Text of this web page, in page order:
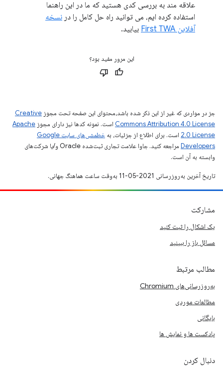
علاقه مند به بررسی کدی هستید که ما در این راهنما
استفاده کرده ایم، می توانید راه حل کامل را در نسخه
آفلاین First TWA
بیابید.
این مرور مفید بود؟
جز در مواردی که غیر از این ذکر شده باشد،‌محتوای این صفحه تحت مجوز Creative
Commons Attribution 4.0 License است. نمونه کدها نیز دارای مجوز Apache
2.0 License است. برای اطلاع از جزئیات، به
خطمشی‌های سایت Google
Developers‏
مراجعه کنید. جاوا علامت تجاری ثبت‌شده Oracle و/یا شرکت‌های
وابسته به آن است.
تاریخ آخرین به‌روزرسانی 2021-05-11 به‌وقت ساعت هماهنگ جهانی.
مشارکت
یک اشکال را ثبت کنید
مسائل باز را ببینید
مطالب مرتبط
به‌روزرسانی‌های Chromium
مطالعات موردی
بایگانی
پادکست ها و نمایش ها
دنبال کردن